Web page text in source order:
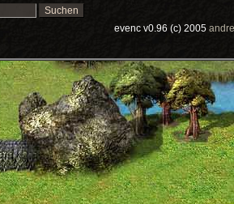
evenc v0.96 (c) 2005